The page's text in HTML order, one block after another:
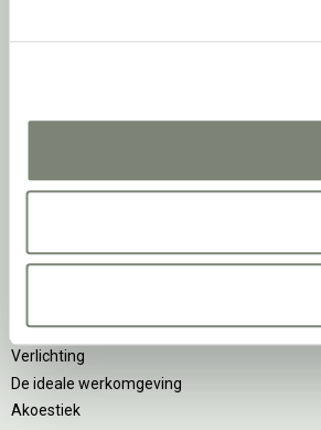
Projectinrichting op maat
Zitten & staan
NPR 1813
Verlichting
De ideale werkomgeving
Akoestiek